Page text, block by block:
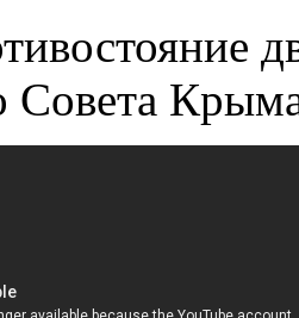
Совета